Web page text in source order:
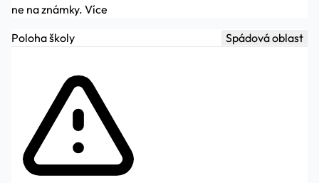
ne na známky. Více
Poloha školy
Spádová oblast